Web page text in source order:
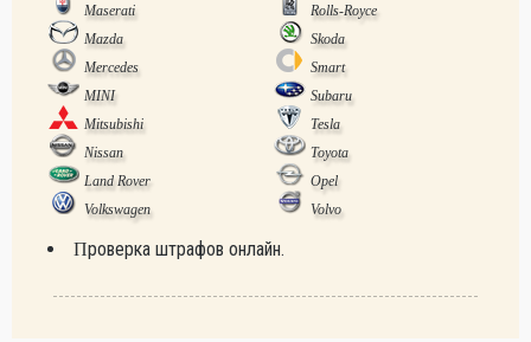
Maserati
Rolls-Royce
Mazda
Skoda
Mercedes
Smart
MINI
Subaru
Mitsubishi
Tesla
Nissan
Toyota
Land Rover
Opel
Volkswagen
Volvo
Проверка штрафов онлайн.